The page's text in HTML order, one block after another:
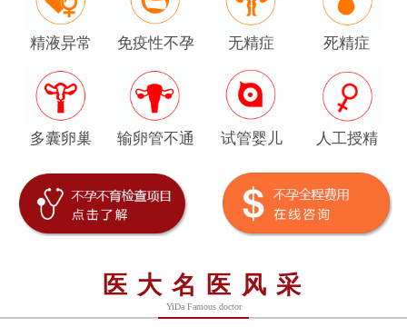
精液异常 免疫性不孕 无精症 死精症
多囊卵巢 输卵管不通 试管婴儿 人工授精
医大名医风采
YiDa Famous doctor